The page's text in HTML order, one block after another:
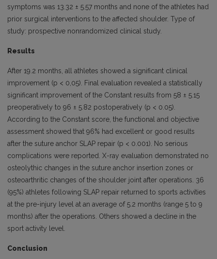
symptoms was 13.32 ± 5.57 months and none of the athletes had
prior surgical interventions to the affected shoulder. Type of
study: prospective nonrandomized clinical study.
Results
After 19.2 months, all athletes showed a significant clinical
improvement (p < 0,05). Final evaluation revealed a statistically
significant improvement of the Constant results from 58 ± 5.15
preoperatively to 96 ± 5.82 postoperatively (p < 0.05).
According to the Constant score, the functional and objective
assessment showed that 96% had excellent or good results
after the suture anchor SLAP repair (p < 0.001). No serious
complications were reported. X-ray evaluation demonstrated no
osteolythic changes in the suture anchor insertion zones or
osteoarthritic changes of the shoulder joint after operations. 36
(95%) athletes following SLAP repair returned to sports activities
at the pre-injury level at an average of 5.2 months (range 5 to 9
months) after the operations. Others showed a decline in the
sport activity level.
Conclusion